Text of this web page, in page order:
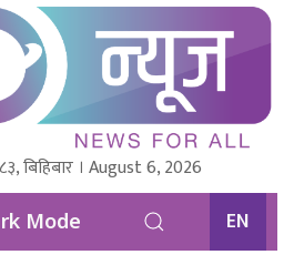
बिहिबार । August 6, 2026
Mode EN